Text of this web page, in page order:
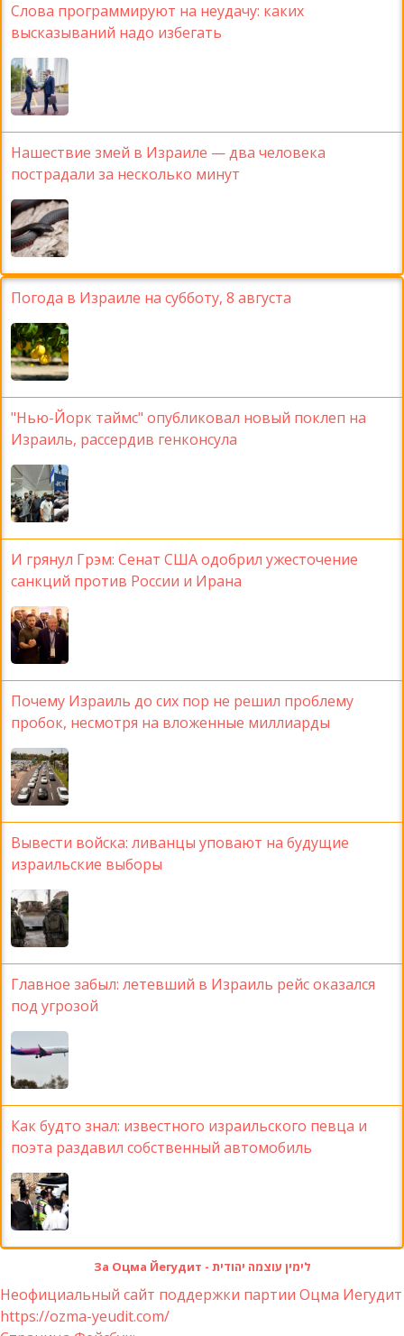
Слова программируют на неудачу: каких
высказываний надо избегать
Нашествие змей в Израиле — два человека
пострадали за несколько минут
Погода в Израиле на субботу, 8 августа
"Нью-Йорк таймс" опубликовал новый поклеп на
Израиль, рассердив генконсула
И грянул Грэм: Сенат США одобрил ужесточение
санкций против России и Ирана
Почему Израиль до сих пор не решил проблему
пробок, несмотря на вложенные миллиарды
Вывести войска: ливанцы уповают на будущие
израильские выборы
Главное забыл: летевший в Израиль рейс оказался
под угрозой
Как будто знал: известного израильского певца и
поэта раздавил собственный автомобиль
За Оцма Йегудит - לימין עוצמה יהודית
Неофициальный сайт поддержки партии Оцма Иегудит
https://ozma-yeudit.com/